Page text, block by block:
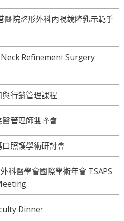
醫院整形外科內視鏡隆乳示範手
Neck Refinement Surgery
行銷管理課程
醫管理師雙峰會
照護學術研討會
科醫學會國際學術年會 TSAPS
Dinner